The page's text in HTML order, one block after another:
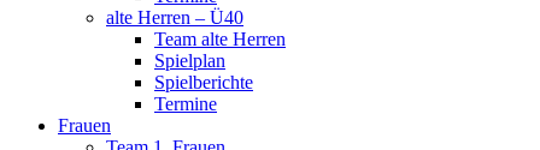
alte Herren – Ü40
Team alte Herren
Spielplan
Spielberichte
Termine
Frauen